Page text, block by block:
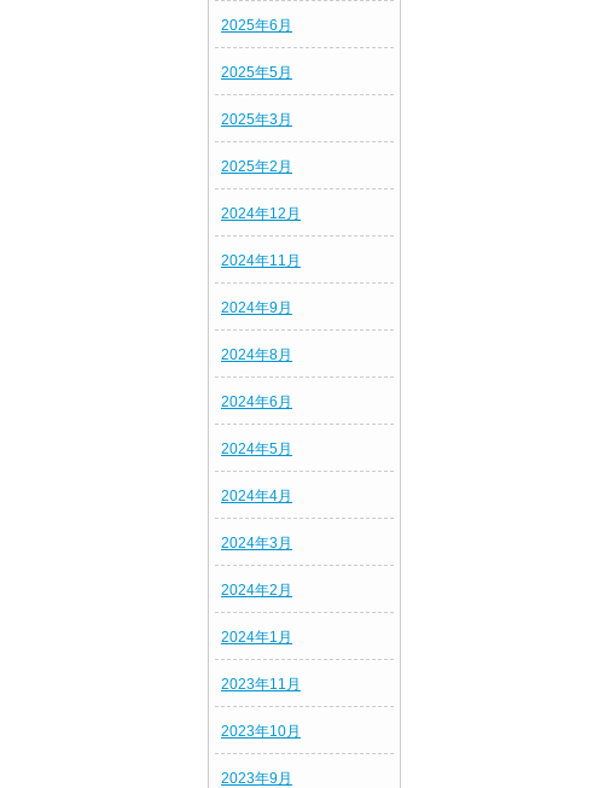
2025年6月
2025年5月
2025年3月
2025年2月
2024年12月
2024年11月
2024年9月
2024年8月
2024年6月
2024年5月
2024年4月
2024年3月
2024年2月
2024年1月
2023年11月
2023年10月
2023年9月